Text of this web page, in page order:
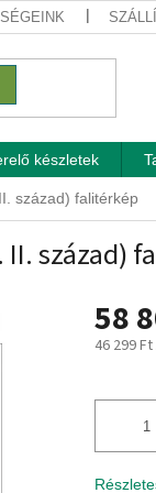
készletek
század) falitérkép
II. század)
58
46 299